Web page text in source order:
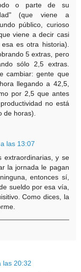
o parte de su
(que viene a
público, curioso
viene a decir casi
es otra historia).
5 extras, pero
sólo 2,5 extras.
cambiar: gente que
llegando a 42,5,
por 2,5 que antes
no está
de horas).
las 13:07
extraordinarias, y se
la jornada le pagan
entonces sí,
sueldo por esa vía,
Como dices, la
las 20:32